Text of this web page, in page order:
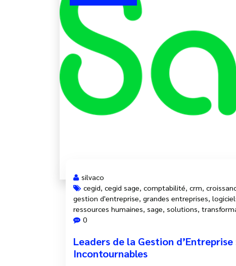
silvaco
cegid, cegid sage, comptabilité, crm,
gestion d'entreprise, grandes entreprises,
ressources humaines, sage, solutions,
0
Leaders de la Gestion
Incontournables